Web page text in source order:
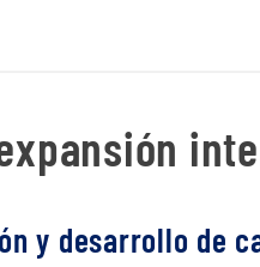
y desarrollo de